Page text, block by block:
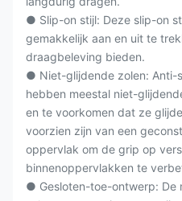
● Slip-on stijl: Deze slip-on
gemakkelijk aan en uit te
draagbeleving bieden.
● Niet-glijdende zolen: Anti-
hebben meestal niet-
en te voorkomen dat ze
voorzien zijn van een
oppervlak om de grip op
binnenoppervlakken te
● Gesloten-toe-ontwerp: De